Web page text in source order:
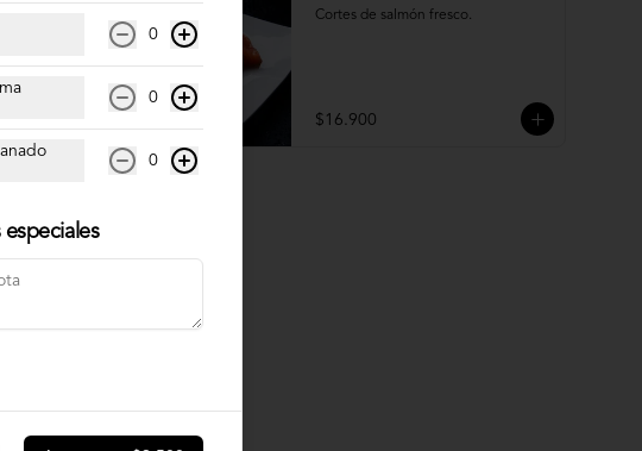
Cortes de salmón fresco.
$16.900
0
0
0
especiales